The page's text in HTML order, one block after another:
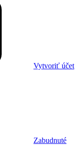
Vytvoriť účet
Zabudnuté